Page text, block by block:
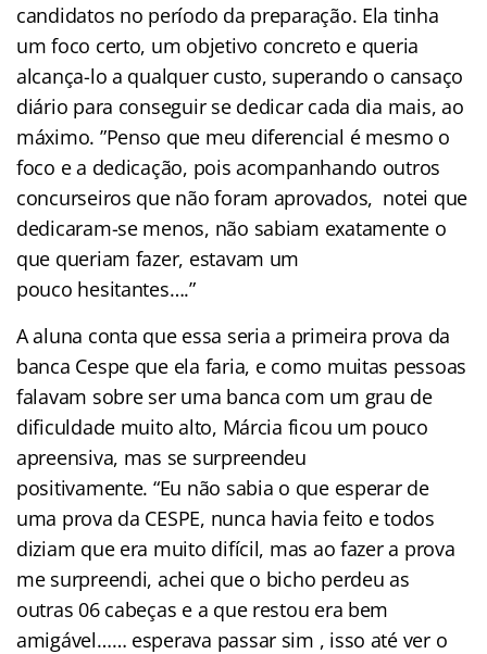
candidatos no período da preparação. Ela tinha
um foco certo, um objetivo concreto e queria
alcança-lo a qualquer custo, superando o cansaço
diário para conseguir se dedicar cada dia mais, ao
máximo. ”Penso que meu diferencial é mesmo o
foco e a dedicação, pois acompanhando outros
concurseiros que não foram aprovados, notei que
dedicaram-se menos, não sabiam exatamente o
que queriam fazer, estavam um
pouco hesitantes….”
A aluna conta que essa seria a primeira prova da
banca Cespe que ela faria, e como muitas pessoas
falavam sobre ser uma banca com um grau de
dificuldade muito alto, Márcia ficou um pouco
apreensiva, mas se surpreendeu
positivamente. “Eu não sabia o que esperar de
uma prova da CESPE, nunca havia feito e todos
diziam que era muito difícil, mas ao fazer a prova
me surpreendi, achei que o bicho perdeu as
outras 06 cabeças e a que restou era bem
amigável…… esperava passar sim , isso até ver o